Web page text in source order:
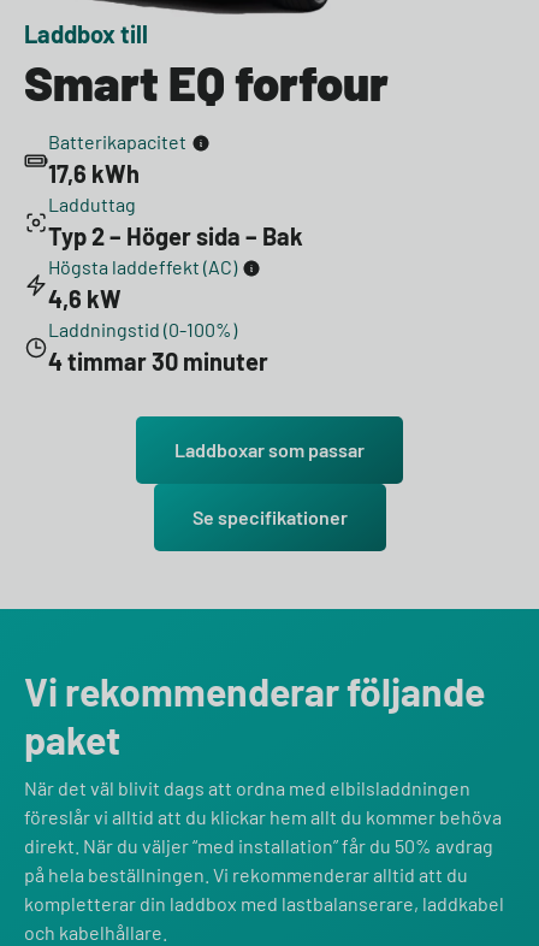
Laddbox till
Smart EQ forfour
Batterikapacitet
17,6 kWh
Ladduttag
Typ 2 – Höger sida – Bak
Högsta laddeffekt (AC)
4,6 kW
Laddningstid (0-100%)
4 timmar 30 minuter
Laddboxar som passar
Se specifikationer
Vi rekommenderar följande
paket
När det väl blivit dags att ordna med elbilsladdningen
föreslår vi alltid att du klickar hem allt du kommer behöva
direkt. När du väljer “med installation” får du 50% avdrag
på hela beställningen. Vi rekommenderar alltid att du
kompletterar din laddbox med lastbalanserare, laddkabel
och kabelhållare.